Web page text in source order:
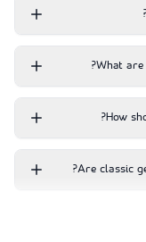
What
How
Are classic